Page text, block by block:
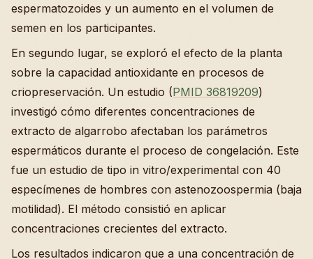
espermatozoides y un aumento en el volumen de
semen en los participantes.
En segundo lugar, se exploró el efecto de la planta
sobre la capacidad antioxidante en procesos de
criopreservación. Un estudio (PMID 36819209)
investigó cómo diferentes concentraciones de
extracto de algarrobo afectaban los parámetros
espermáticos durante el proceso de congelación. Este
fue un estudio de tipo in vitro/experimental con 40
especímenes de hombres con astenozoospermia (baja
motilidad). El método consistió en aplicar
concentraciones crecientes del extracto.
Los resultados indicaron que a una concentración de